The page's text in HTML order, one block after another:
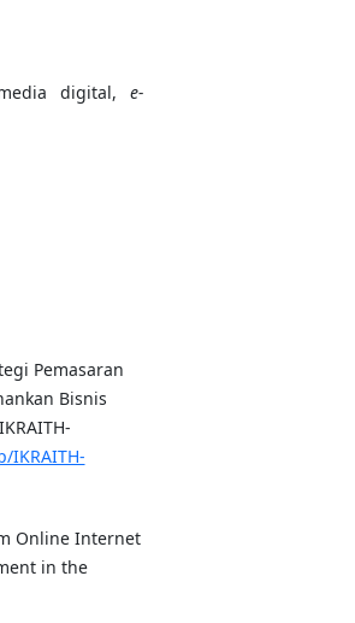
digital, e-
Pemasaran
Bisnis
IKRAITH-
Online Internet
in the